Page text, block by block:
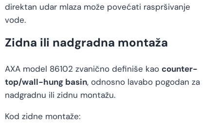
direktan udar mlaza može povećati raspršivanje
vode.
Zidna ili nadgradna montaža
AXA model 86102 zvanično definiše kao counter-
top/wall-hung basin, odnosno lavabo pogodan za
nadgradnu ili zidnu montažu.
Kod zidne montaže: